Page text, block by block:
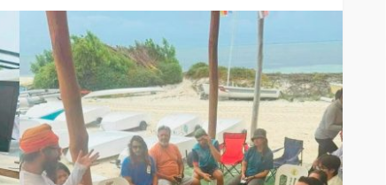
18
CANCÚN DESTACADAS
Acuífero, al centro de la
agenda hídrica
Redacción 6 horas ago